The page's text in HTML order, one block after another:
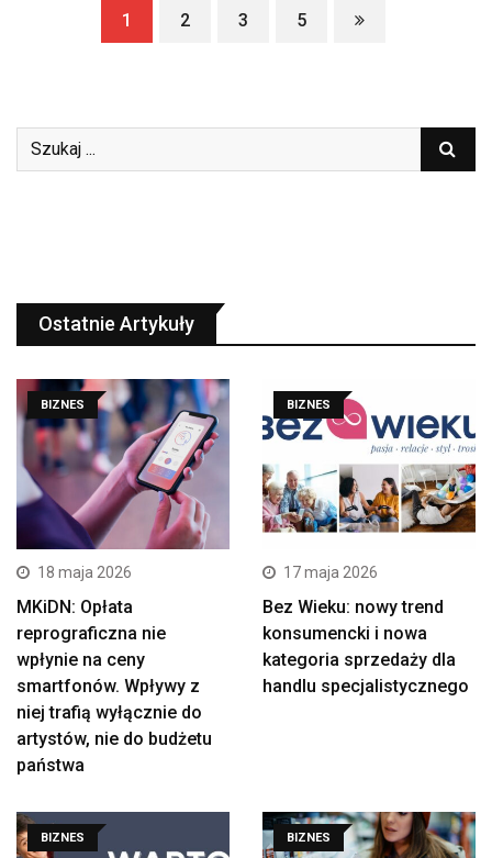
1 2 3 5
Ostatnie Artykuły
BIZNES
18 maja 2026
MKiDN: Opłata
reprograficzna nie
wpłynie na ceny
smartfonów. Wpływy z
niej trafią wyłącznie do
artystów, nie do budżetu
państwa
BIZNES
17 maja 2026
Bez Wieku: nowy trend
konsumencki i nowa
kategoria sprzedaży dla
handlu specjalistycznego
BIZNES BIZNES